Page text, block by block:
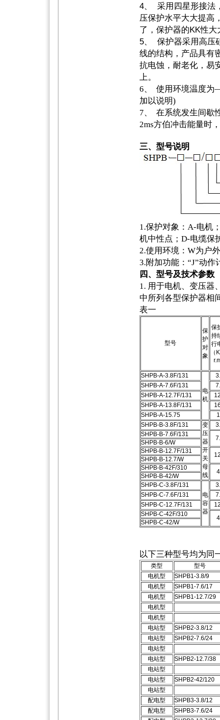
4、 采用四星形接法
压保护水平大大提高
了，保护器的KK性大
5、 保护器采用高压
线的结构，产品具有
抗电蚀，耐老化，易
上。
6、 使用环境温度为
加以说明)
7、 在系统发生间歇
2ms方伯冲击能量时
三、型号说明
1.保护对象：A-电机
机中性点；D-电缆保
2.使用环境：W为户
3.附加功能：“J”动作
四、型号及技术参数
1. 用于电机、变压器
中所列各型保护器相
表一
型号
保
护
对
象
保
持
行
（
SHPB-A-3.8F/131
电
机
SHPB-A-7.6F/131
SHPB-A-12.7F/131
SHPB-A-13.8F/131
SHPB-A-15.75
SHPB-B-3.8F/131
变
压
器
开
关
母
线
SHPB-B-7.6F/131
SHPB-B-6/W
SHPB-B-12.7F/131
SHPB-B-12.7/W
SHPB-B-42F/310
SHPB-B-42/W
SHPB-C-3.8F/131
电
容
器
SHPB-C-7.6F/131
SHPB-C-12.7F/131
SHPB-C-42F/310
SHPB-C-42/W
以下三种型号均为同
类型
型号
电机型
SHPB1-3.8/9
电机型
SHPB1-7.6/17
电机型
SHPB1-12.7/29
电机型
电机型
电站型
SHPB2-3.8/12
电站型
SHPB2-7.6/24
电站型
电站型
SHPB2-12.7/38
电站型
电站型
SHPB2-42/120
电站型
配电型
SHPB3-3.8/12
配电型
SHPB3-7.6/24